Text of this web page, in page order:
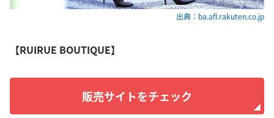
出典：ba.afl.rakuten.co.jp
【RUIRUE BOUTIQUE】
販売サイトをチェック